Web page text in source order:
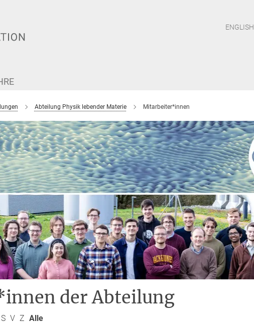
ENGLISH
Abteilung Physik lebender Materie Mitarbeiter*innen
der Abteilung
S V Z Alle